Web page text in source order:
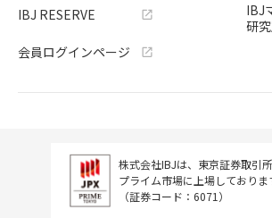
IBJ RESERVE
会員ログインページ
IBJ
研
株式会社IBJは、東京証券取引所
プライム市場に上場しておりま
（証券コード：6071）